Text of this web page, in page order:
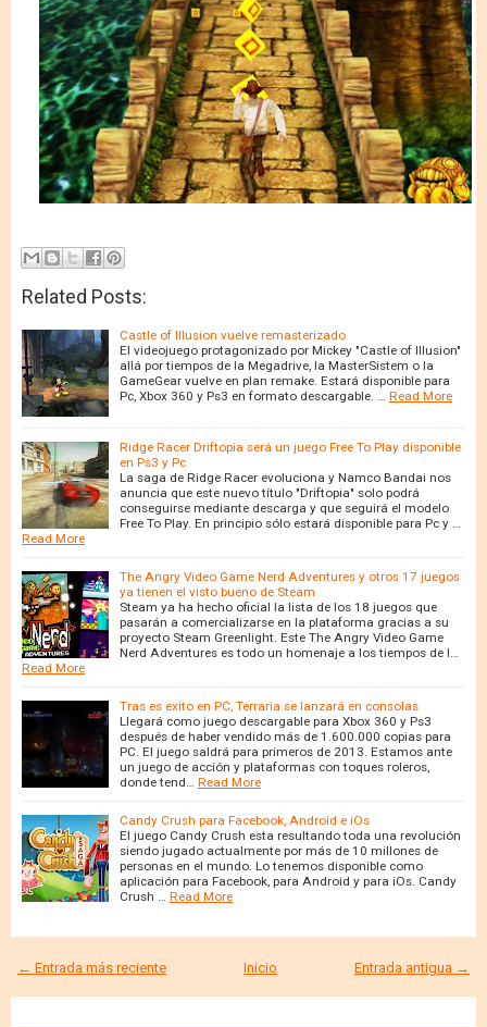
Related Posts:
Castle of Illusion vuelve remasterizado
El videojuego protagonizado por Mickey "Castle of Illusion"
allá por tiempos de la Megadrive, la MasterSistem o la
GameGear vuelve en plan remake. Estará disponible para
Pc, Xbox 360 y Ps3 en formato descargable. … Read More
Ridge Racer Driftopia será un juego Free To Play disponible
en Ps3 y Pc
La saga de Ridge Racer evoluciona y Namco Bandai nos
anuncia que este nuevo título "Driftopia" solo podrá
conseguirse mediante descarga y que seguirá el modelo
Free To Play. En principio sólo estará disponible para Pc y …
Read More
The Angry Video Game Nerd Adventures y otros 17 juegos
ya tienen el visto bueno de Steam
Steam ya ha hecho oficial la lista de los 18 juegos que
pasarán a comercializarse en la plataforma gracias a su
proyecto Steam Greenlight. Este The Angry Video Game
Nerd Adventures es todo un homenaje a los tiempos de l…
Read More
Tras es exito en PC, Terraria se lanzará en consolas
Llegará como juego descargable para Xbox 360 y Ps3
después de haber vendido más de 1.600.000 copias para
PC. El juego saldrá para primeros de 2013. Estamos ante
un juego de acción y plataformas con toques roleros,
donde tend… Read More
Candy Crush para Facebook, Android e iOs
El juego Candy Crush esta resultando toda una revolución
siendo jugado actualmente por más de 10 millones de
personas en el mundo. Lo tenemos disponible como
aplicación para Facebook, para Android y para iOs. Candy
Crush … Read More
← Entrada más reciente Entrada antigua →
Inicio